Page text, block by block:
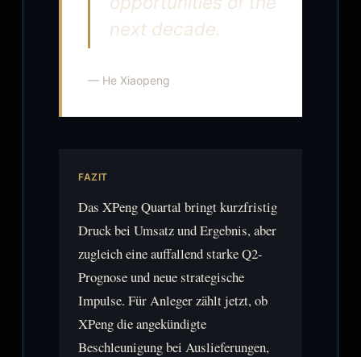
next decade.
— He Xiaopeng
FAZIT
Das XPeng Quartal bringt kurzfristig
Druck bei Umsatz und Ergebnis, aber
zugleich eine auffallend starke Q2-
Prognose und neue strategische
Impulse. Für Anleger zählt jetzt, ob
XPeng die angekündigte
Beschleunigung bei Auslieferungen,